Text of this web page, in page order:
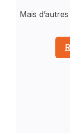
Mais